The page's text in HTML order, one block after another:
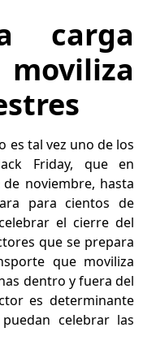
carga
es tal vez uno de los
Friday, que en
noviembre, hasta
para cientos de
el cierre del
que se prepara
que moviliza
dentro y fuera del
es determinante
celebrar las